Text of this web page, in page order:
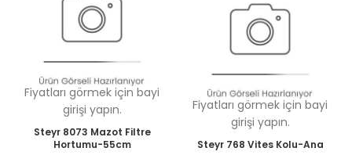
Fiyatları görmek için bayi
girişi yapın.
Steyr 8073 Mazot Filtre
Hortumu-55cm
Fiyatları görmek için bayi
girişi yapın.
Steyr 768 Vites Kolu-Ana